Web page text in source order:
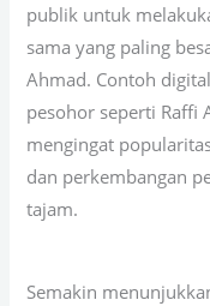
publik untuk
sama yang paling
Ahmad. Contoh
pesohor seperti Raffi
mengingat
dan perkembangan
tajam.
Semakin